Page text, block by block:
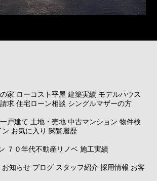
家 ローコスト平屋 建築実績 モデルハウス
求 住宅ローン相談 シングルマザーの方
戸建て 土地・売地 中古マンション 物件検
ン お気に入り 閲覧履歴
７０年代不動産リノベ 施工実績
お知らせ ブログ スタッフ紹介 採用情報 お客